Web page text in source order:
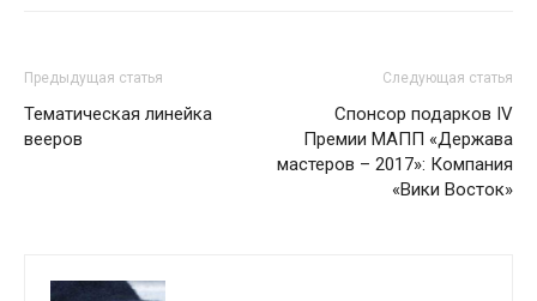
Предыдущая статья
Тематическая линейка
вееров
Следующая статья
Спонсор подарков IV
Премии МАПП «Держава
мастеров – 2017»: Компания
«Вики Восток»